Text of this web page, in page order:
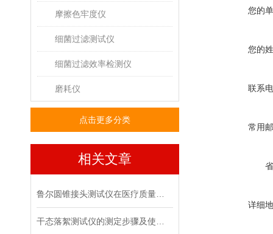
摩擦色牢度仪
细菌过滤测试仪
细菌过滤效率检测仪
磨耗仪
点击更多分类
相关文章
您的
您的
联系
常用
详细